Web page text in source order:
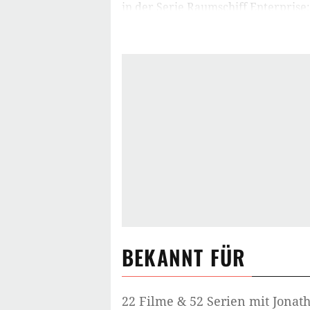
in der Serie Raumschiff
überzeugte er nicht nur durch
beschwingtes Posaunenspiel und
Vor der Kamera stand Jonathan
Jahrhundert hauptsächlich als
BEKANNT FÜR
22 Filme & 52 Serien mit